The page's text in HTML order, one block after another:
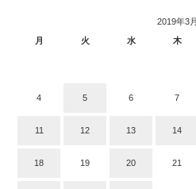
2019年3月
月
火 水 木
4 5 6 7
11 12 13 14
18 19 20 21